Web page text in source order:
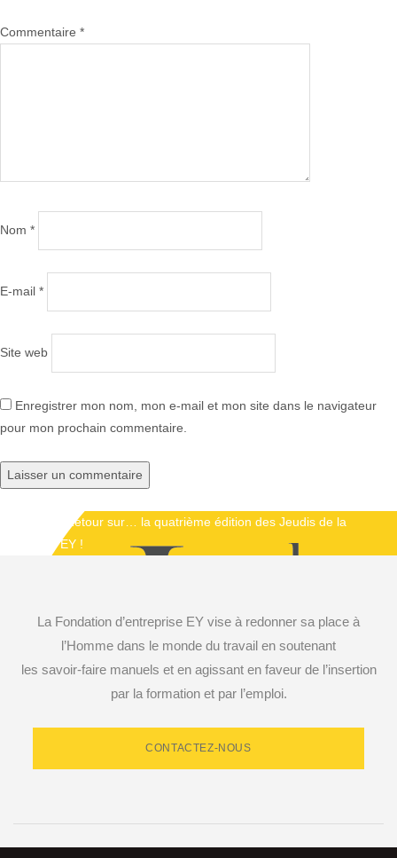
Commentaire *
Nom *
E-mail *
Site web
Enregistrer mon nom, mon e-mail et mon site dans le navigateur
pour mon prochain commentaire.
NavigationRetour sur… la quatrième édition des Jeudis de la
Fondation EY !
La Fondation d’entreprise EY vise à redonner sa place à
l’Homme dans le monde du travail en soutenant
les savoir-faire manuels et en agissant en faveur de l’insertion
par la formation et par l’emploi.
CONTACTEZ-NOUS